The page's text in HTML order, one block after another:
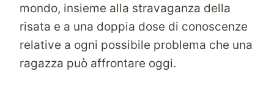
mondo, insieme alla stravaganza della
risata e a una doppia dose di conoscenze
relative a ogni possibile problema che una
ragazza può affrontare oggi.